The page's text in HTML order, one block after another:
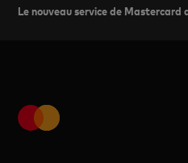
Le nouveau service de Mastercard